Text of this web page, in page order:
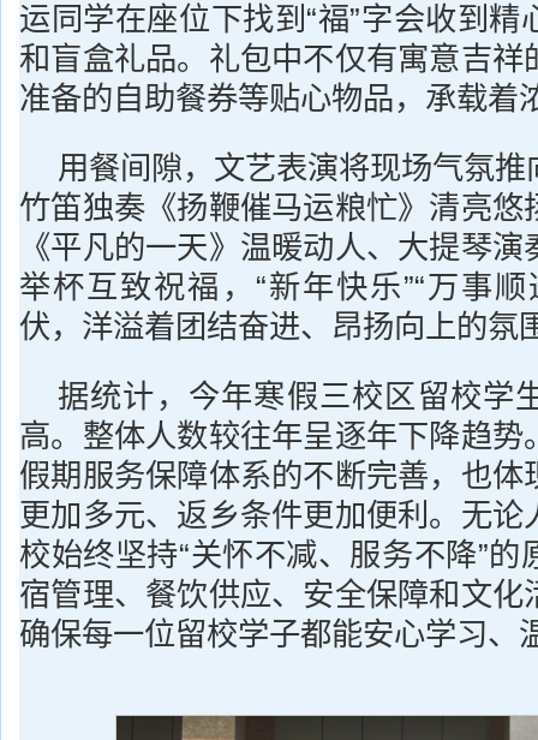
运同学在座位下找到“福”字会收到精
和盲盒礼品。礼包中不仅有寓意吉祥
准备的自助餐券等贴心物品，承载着
用餐间隙，文艺表演将现场气氛
竹笛独奏《扬鞭催马运粮忙》清亮悠
《平凡的一天》温暖动人、大提琴
举杯互致祝福，“新年快乐”“万事
伏，洋溢着团结奋进、昂扬向上的氛
据统计，今年寒假三校区留校学
高。整体人数较往年呈逐年下降趋势
假期服务保障体系的不断完善，也体
更加多元、返乡条件更加便利。无论
校始终坚持“关怀不减、服务不降”的
宿管理、餐饮供应、安全保障和文化
确保每一位留校学子都能安心学习、